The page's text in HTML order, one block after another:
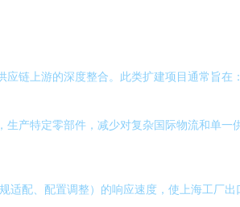
链上游的深度整合。此类扩建项目通常旨在：
生产特定零部件，减少对复杂国际物流和单
适配、配置调整）的响应速度，使上海工厂